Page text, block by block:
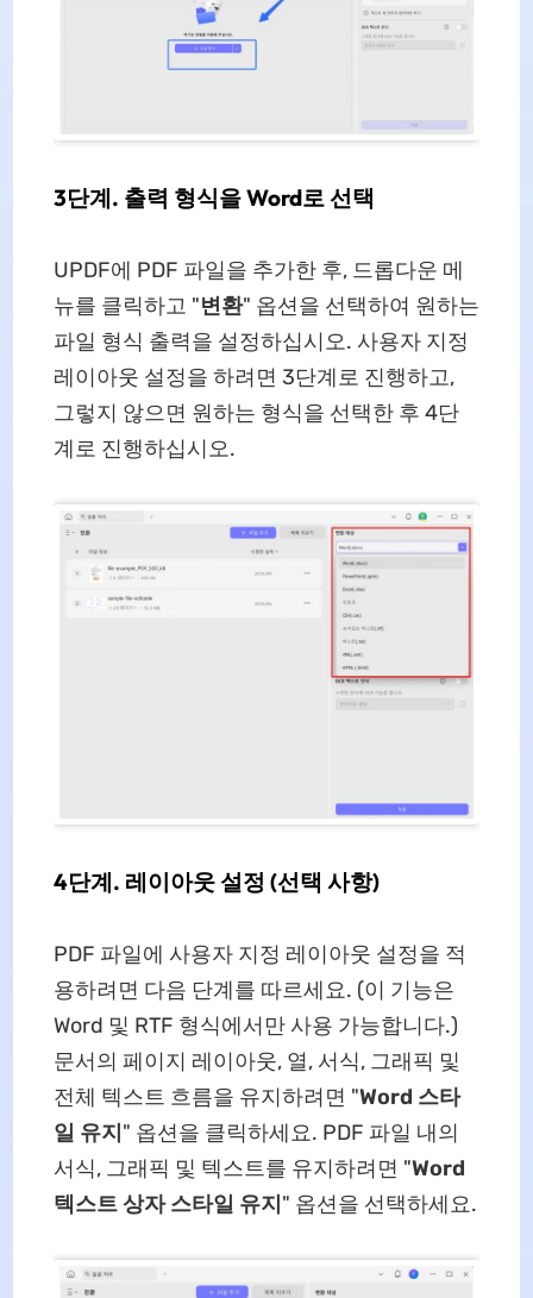
3단계. 출력 형식을 Word로 선택
UPDF에 PDF 파일을 추가한 후, 드롭다운 메
뉴를 클릭하고 "변환" 옵션을 선택하여 원하는
파일 형식 출력을 설정하십시오. 사용자 지정
레이아웃 설정을 하려면 3단계로 진행하고,
그렇지 않으면 원하는 형식을 선택한 후 4단
계로 진행하십시오.
4단계. 레이아웃 설정 (선택 사항)
PDF 파일에 사용자 지정 레이아웃 설정을 적
용하려면 다음 단계를 따르세요. (이 기능은
Word 및 RTF 형식에서만 사용 가능합니다.)
문서의 페이지 레이아웃, 열, 서식, 그래픽 및
전체 텍스트 흐름을 유지하려면 "Word 스타
일 유지 " 옵션을 클릭하세요. PDF 파일 내의
서식, 그래픽 및 텍스트를 유지하려면 "Word
텍스트 상자 스타일 유지 " 옵션을 선택하세요.